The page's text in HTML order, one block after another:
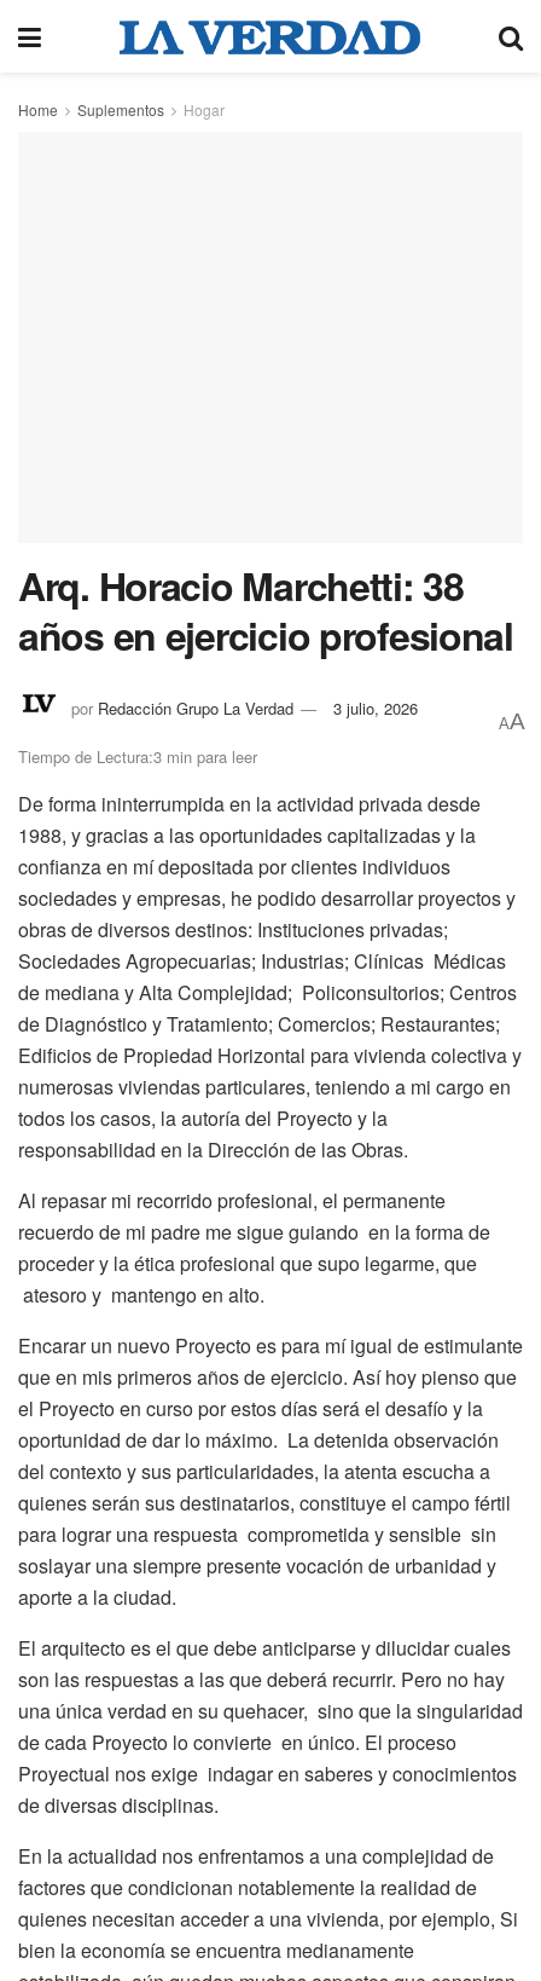
Home Suplementos Hogar
Arq. Horacio Marchetti: 38
años en ejercicio profesional
por Redacción Grupo La Verdad 3 julio, 2026
Tiempo de Lectura:3 min para leer
AA
De forma ininterrumpida en la actividad privada desde
1988, y gracias a las oportunidades capitalizadas y la
confianza en mí depositada por clientes individuos
sociedades y empresas, he podido desarrollar proyectos y
obras de diversos destinos: Instituciones privadas;
Sociedades Agropecuarias; Industrias; Clínicas Médicas
de mediana y Alta Complejidad; Policonsultorios; Centros
de Diagnóstico y Tratamiento; Comercios; Restaurantes;
Edificios de Propiedad Horizontal para vivienda colectiva y
numerosas viviendas particulares, teniendo a mi cargo en
todos los casos, la autoría del Proyecto y la
responsabilidad en la Dirección de las Obras.
Al repasar mi recorrido profesional, el permanente
recuerdo de mi padre me sigue guiando en la forma de
proceder y la ética profesional que supo legarme, que
atesoro y mantengo en alto.
Encarar un nuevo Proyecto es para mí igual de estimulante
que en mis primeros años de ejercicio. Así hoy pienso que
el Proyecto en curso por estos días será el desafío y la
oportunidad de dar lo máximo. La detenida observación
del contexto y sus particularidades, la atenta escucha a
quienes serán sus destinatarios, constituye el campo fértil
para lograr una respuesta comprometida y sensible sin
soslayar una siempre presente vocación de urbanidad y
aporte a la ciudad.
El arquitecto es el que debe anticiparse y dilucidar cuales
son las respuestas a las que deberá recurrir. Pero no hay
una única verdad en su quehacer, sino que la singularidad
de cada Proyecto lo convierte en único. El proceso
Proyectual nos exige indagar en saberes y conocimientos
de diversas disciplinas.
En la actualidad nos enfrentamos a una complejidad de
factores que condicionan notablemente la realidad de
quienes necesitan acceder a una vivienda, por ejemplo, Si
bien la economía se encuentra medianamente